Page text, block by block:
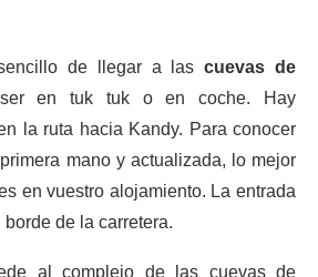
de llegar a lascuevas de
en tuk tuk o en coche. Hay
la ruta hacia Kandy. Para conocer
mano y actualizada, lo mejor
en vuestro alojamiento. La entrada
de la carretera.
al complejo de las cuevas de